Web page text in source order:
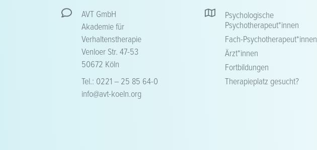
AVT GmbH
Akademie für
Verhaltenstherapie
Venloer Str. 47-53
50672 Köln
Tel.: 0221 – 25 85 64-0
info@avt-koeln.org
Psychologische
Psychotherapeut*innen
Fach-Psychotherapeut*innen
Ärzt*innen
Fortbildungen
Therapieplatz gesucht?